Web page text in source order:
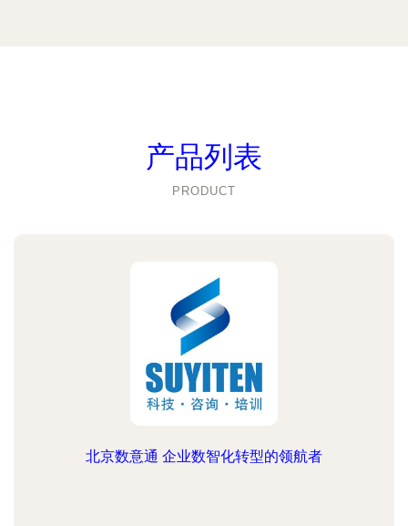
产品列表
PRODUCT
北京数意通 企业数智化转型的领航者